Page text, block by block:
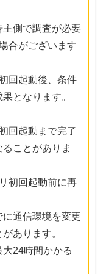
側で調査が必要
合がございます
回起動後、条件
となります。
回起動まで完了
ことがありま
初回起動前に再
通信環境を変更
あります。
24時間かかる